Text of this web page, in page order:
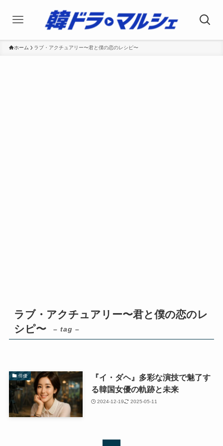
ホーム ラブ・アクチュアリー〜君と僕の恋のレシピ〜
ラブ・アクチュアリー〜君と僕の恋のレ
シピ〜
– tag –
俳優
『イ・ダヘ』多彩な演技で魅了す
る韓国女優の軌跡と未来
2024-12-19 2025-05-11